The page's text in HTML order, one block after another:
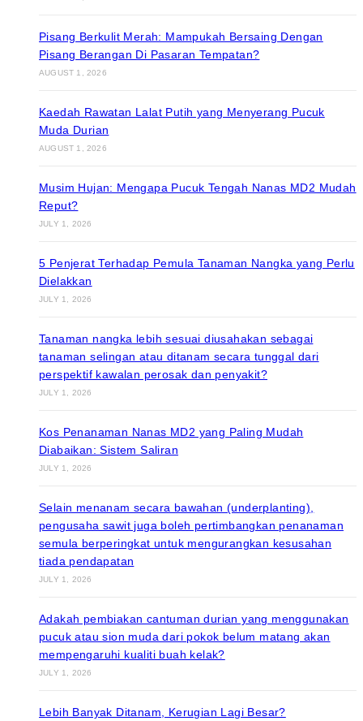
Pisang Berkulit Merah: Mampukah Bersaing Dengan
Pisang Berangan Di Pasaran Tempatan?
AUGUST 1, 2026
Kaedah Rawatan Lalat Putih yang Menyerang Pucuk
Muda Durian
AUGUST 1, 2026
Musim Hujan: Mengapa Pucuk Tengah Nanas MD2 Mudah
Reput?
JULY 1, 2026
5 Penjerat Terhadap Pemula Tanaman Nangka yang Perlu
Dielakkan
JULY 1, 2026
Tanaman nangka lebih sesuai diusahakan sebagai
tanaman selingan atau ditanam secara tunggal dari
perspektif kawalan perosak dan penyakit?
JULY 1, 2026
Kos Penanaman Nanas MD2 yang Paling Mudah
Diabaikan: Sistem Saliran
JULY 1, 2026
Selain menanam secara bawahan (underplanting),
pengusaha sawit juga boleh pertimbangkan penanaman
semula berperingkat untuk mengurangkan kesusahan
tiada pendapatan
JULY 1, 2026
Adakah pembiakan cantuman durian yang menggunakan
pucuk atau sion muda dari pokok belum matang akan
mempengaruhi kualiti buah kelak?
JULY 1, 2026
Lebih Banyak Ditanam, Kerugian Lagi Besar?